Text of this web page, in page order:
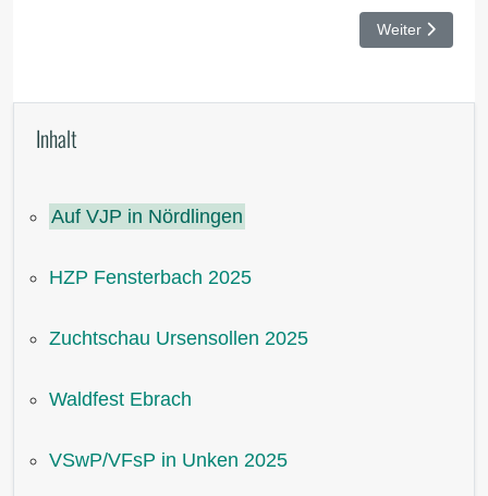
Nächster
Weiter
Inhalt
Auf VJP in Nördlingen
HZP Fensterbach 2025
Zuchtschau Ursensollen 2025
Waldfest Ebrach
VSwP/VFsP in Unken 2025